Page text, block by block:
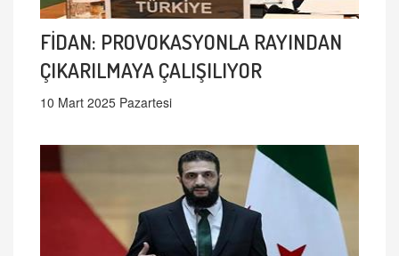
FİDAN: PROVOKASYONLA RAYINDAN
ÇIKARILMAYA ÇALIŞILIYOR
10 Mart 2025 Pazartesi